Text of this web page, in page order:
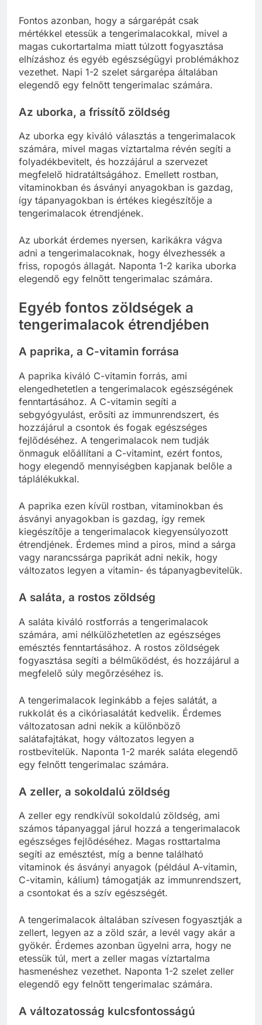
Fontos azonban, hogy a sárgarépát csak
mértékkel etessük a tengerimalacokkal, mivel a
magas cukortartalma miatt túlzott fogyasztása
elhízáshoz és egyéb egészségügyi problémákhoz
vezethet. Napi 1-2 szelet sárgarépa általában
elegendő egy felnőtt tengerimalac számára.
Az uborka, a frissítő zöldség
Az uborka egy kiváló választás a tengerimalacok
számára, mivel magas víztartalma révén segíti a
folyadékbevitelt, és hozzájárul a szervezet
megfelelő hidratáltságához. Emellett rostban,
vitaminokban és ásványi anyagokban is gazdag,
így tápanyagokban is értékes kiegészítője a
tengerimalacok étrendjének.
Az uborkát érdemes nyersen, karikákra vágva
adni a tengerimalacoknak, hogy élvezhessék a
friss, ropogós állagát. Naponta 1-2 karika uborka
elegendő egy felnőtt tengerimalac számára.
Egyéb fontos zöldségek a
tengerimalacok étrendjében
A paprika, a C-vitamin forrása
A paprika kiváló C-vitamin forrás, ami
elengedhetetlen a tengerimalacok egészségének
fenntartásához. A C-vitamin segíti a
sebgyógyulást, erősíti az immunrendszert, és
hozzájárul a csontok és fogak egészséges
fejlődéséhez. A tengerimalacok nem tudják
önmaguk előállítani a C-vitamint, ezért fontos,
hogy elegendő mennyiségben kapjanak belőle a
táplálékukkal.
A paprika ezen kívül rostban, vitaminokban és
ásványi anyagokban is gazdag, így remek
kiegészítője a tengerimalacok kiegyensúlyozott
étrendjének. Érdemes mind a piros, mind a sárga
vagy narancssárga paprikát adni nekik, hogy
változatos legyen a vitamin- és tápanyagbevitelük.
A saláta, a rostos zöldség
A saláta kiváló rostforrás a tengerimalacok
számára, ami nélkülözhetetlen az egészséges
emésztés fenntartásához. A rostos zöldségek
fogyasztása segíti a bélműködést, és hozzájárul a
megfelelő súly megőrzéséhez is.
A tengerimalacok leginkább a fejes salátát, a
rukkolát és a cikóriasalátát kedvelik. Érdemes
változatosan adni nekik a különböző
salátafajtákat, hogy változatos legyen a
rostbevitelük. Naponta 1-2 marék saláta elegendő
egy felnőtt tengerimalac számára.
A zeller, a sokoldalú zöldség
A zeller egy rendkívül sokoldalú zöldség, ami
számos tápanyaggal járul hozzá a tengerimalacok
egészséges fejlődéséhez. Magas rosttartalma
segíti az emésztést, míg a benne található
vitaminok és ásványi anyagok (például A-vitamin,
C-vitamin, kálium) támogatják az immunrendszert,
a csontokat és a szív egészségét.
A tengerimalacok általában szívesen fogyasztják a
zellert, legyen az a zöld szár, a levél vagy akár a
gyökér. Érdemes azonban ügyelni arra, hogy ne
etessük túl, mert a zeller magas víztartalma
hasmenéshez vezethet. Naponta 1-2 szelet zeller
elegendő egy felnőtt tengerimalac számára.
A változatosság kulcsfontosságú